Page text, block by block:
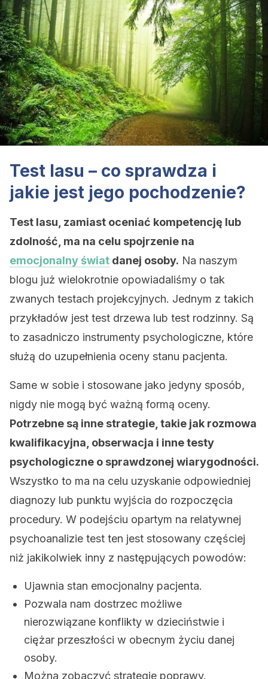
Test lasu – co sprawdza i
jakie jest jego pochodzenie?
Test lasu, zamiast oceniać kompetencję lub
zdolność, ma na celu spojrzenie na
emocjonalny świat danej osoby. Na naszym
blogu już wielokrotnie opowiadaliśmy o tak
zwanych testach projekcyjnych. Jednym z takich
przykładów jest test drzewa lub test rodzinny. Są
to zasadniczo instrumenty psychologiczne, które
służą do uzupełnienia oceny stanu pacjenta.
Same w sobie i stosowane jako jedyny sposób,
nigdy nie mogą być ważną formą oceny.
Potrzebne są inne strategie, takie jak rozmowa
kwalifikacyjna, obserwacja i inne testy
psychologiczne o sprawdzonej wiarygodności.
Wszystko to ma na celu uzyskanie odpowiedniej
diagnozy lub punktu wyjścia do rozpoczęcia
procedury. W podejściu opartym na relatywnej
psychoanalizie test ten jest stosowany częściej
niż jakikolwiek inny z następujących powodów:
Ujawnia stan emocjonalny pacjenta.
Pozwala nam dostrzec możliwe
nierozwiązane konflikty w dzieciństwie i
ciężar przeszłości w obecnym życiu danej
osoby.
Można zobaczyć strategie poprawy.